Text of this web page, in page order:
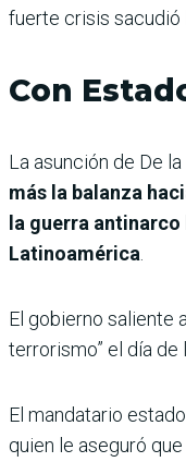
fuerte crisis sacudió
Con
La asunción de De
más la balanza
la guerra
Latinoamérica
El gobierno saliente
terrorismo” el día de
El mandatario
quien le aseguró